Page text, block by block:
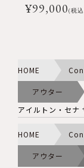
¥99,000(税
HOME
アウター
アイルトン・セナ
HOME
アウター